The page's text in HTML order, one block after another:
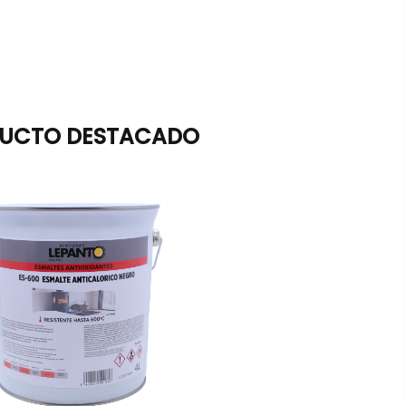
DESTACADO